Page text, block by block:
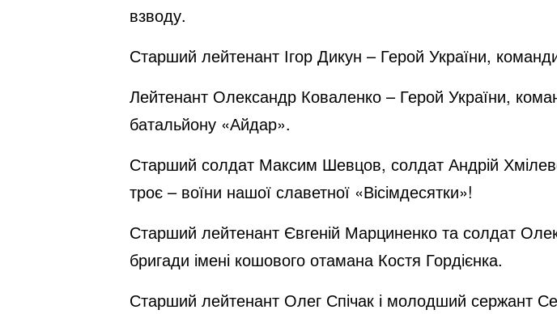
взводу.
Старший лейтенант Ігор Дикун – Герой України,
Лейтенант Олександр Коваленко – Герой України,
батальйону «Айдар».
Старший солдат Максим Шевцов, солдат Андрій
троє – воїни нашої славетної «Вісімдесятки»!
Старший лейтенант Євгеній Марциненко та солдат
бригади імені кошового отамана Костя Гордієнка.
Старший лейтенант Олег Спічак і молодший сержант